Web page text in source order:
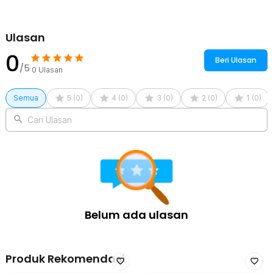
Ulasan
0/5 0 Ulasan
Beri Ulasan
Semua 5 (0) 4 (0) 3 (0) 2 (0) 1 (0)
Cari Ulasan
Belum ada ulasan
Produk Rekomendasi